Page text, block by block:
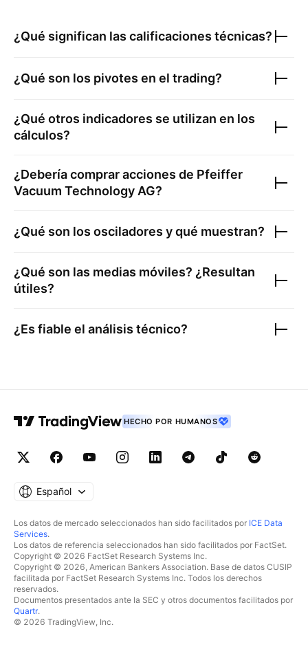
¿Qué significan las calificaciones técnicas?
¿Qué son los pivotes en el trading?
¿Qué otros indicadores se utilizan en los
cálculos?
¿Debería comprar acciones de Pfeiffer
Vacuum Technology AG?
¿Qué son los osciladores y qué muestran?
¿Qué son las medias móviles? ¿Resultan
útiles?
¿Es fiable el análisis técnico?
HECHO POR HUMANOS
Español
Los datos de mercado seleccionados han sido facilitados por ICE Data
Services.
Los datos de referencia seleccionados han sido facilitados por FactSet.
Copyright © 2026 FactSet Research Systems Inc.
Copyright © 2026, American Bankers Association. Base de datos CUSIP
facilitada por FactSet Research Systems Inc. Todos los derechos
reservados.
Documentos presentados ante la SEC y otros documentos facilitados por
Quartr.
© 2026 TradingView, Inc.